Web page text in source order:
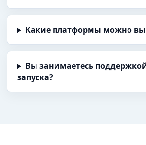
Какие платформы можно
Вы занимаетесь
запуска?